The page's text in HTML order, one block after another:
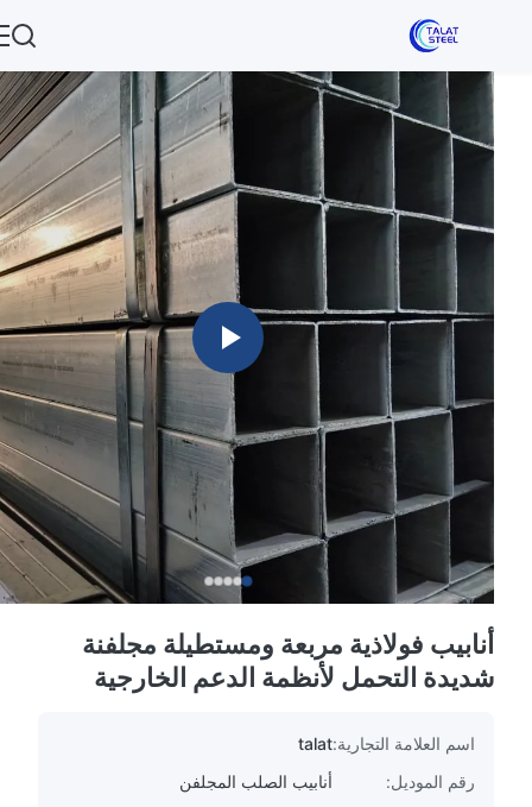
أنابيب فولاذية مربعة ومستطيلة مجلفنة
شديدة التحمل لأنظمة الدعم الخارجية
اسم العلامة التجارية:talat
رقم الموديل:
أنابيب الصلب المجلفن